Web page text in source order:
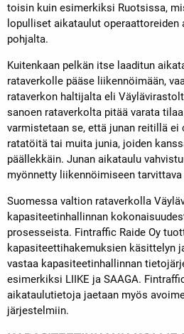
toisin kuin esimerkiksi Ruotsissa,
lopulliset aikataulut operaattoreiden
pohjalta.
Kuitenkaan pelkän itse laaditun
rataverkolle pääse liikennöimään,
rataverkon haltijalta eli
sanoen rataverkolta pitää varata
varmistetaan se, että junan reitillä
ratatöitä tai muita junia, joiden
päällekkäin. Junan aikataulu
myönnetty liikennöimiseen
Suomessa valtion rataverkolla
kapasiteetinhallinnan
prosesseista. Fintraffic Raide Oy
kapasiteettihakemuksien käsittelyn
vastaa kapasiteetinhallinnan
esimerkiksi LIIKE ja SAAGA.
aikataulutietoja jaetaan myös
järjestelmiin.